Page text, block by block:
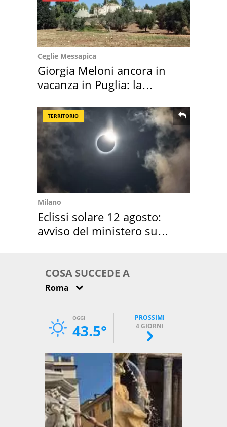
Ceglie Messapica
Giorgia Meloni ancora in
vacanza in Puglia: la
TERRITORIO
Milano
Eclissi solare 12 agosto:
avviso del ministero su